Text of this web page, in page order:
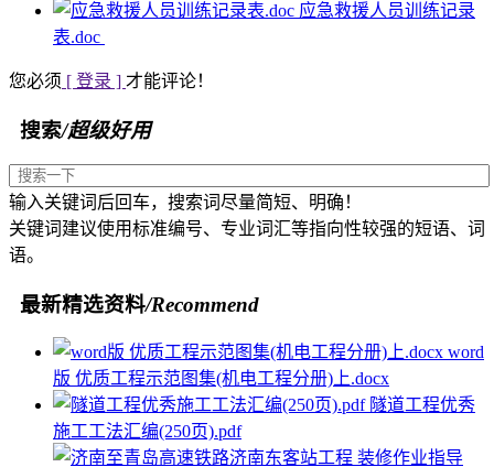
应急救援人员训练记录
表.doc
您必须 [ 登录 ] 才能评论！
搜索/超级好用
输入关键词后回车，搜索词尽量简短、明确！
关键词建议使用标准编号、专业词汇等指向性较强的短语、词
语。
最新精选资料/Recommend
word
版 优质工程示范图集(机电工程分册)上.docx
隧道工程优秀
施工工法汇编(250页).pdf